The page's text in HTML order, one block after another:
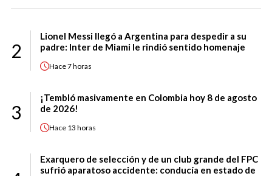
2
Lionel Messi llegó a Argentina para despedir a su
padre: Inter de Miami le rindió sentido homenaje
Hace7 horas
3
¡Tembló masivamente en Colombia hoy 8 de agosto
de 2026!
Hace 13 horas
Exarquero de selección y de un club grande del FPC
sufrió aparatoso accidente: conducía en estado de